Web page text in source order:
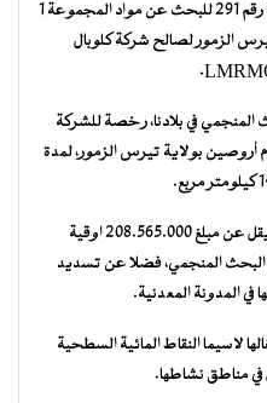
– مشروع مرسوم يقضي بمنح الرخصة رقم 291 للبحث عن مواد المجموعة 1
الزمور لصالح شركة كلوبال
المنجمي في بلادنا، رخصة للشركة
أروصين بولاية تيرس الزمور، لمدة
وفي هذا الاطار ستخصص الشركة ما لا يقل عن مبلغ 208.565.000 اوقية
البحث المنجمي، فضلا عن تسديد
المدونة المعدنية.
لاسيما النقاط المائية السطحية
في مناطق نشاطها.